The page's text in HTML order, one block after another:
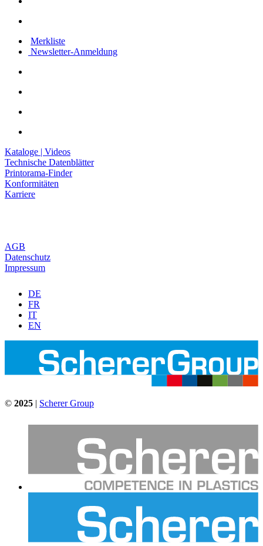
Merkliste
Newsletter-Anmeldung
Kataloge | Videos
Technische Datenblätter
Printorama-Finder
Konformitäten
Karriere
AGB
Datenschutz
Impressum
DE
FR
IT
EN
© 2025 | Scherer Group